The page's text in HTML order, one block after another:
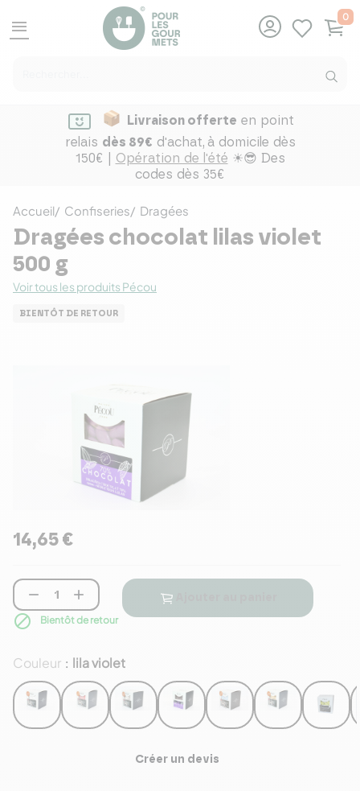
menu
0
Livraison offerte en point
relais dès 89€ d'achat, à domicile dès
150€ | Opération de l'été ☀😎 Des
codes dès 35€
Accueil Confiseries Dragées
Dragées chocolat lilas violet
500 g
Voir tous les produits Pécou
BIENTÔT DE RETOUR
14,65 €
Couleur : lila violet
 
 Bientôt de retour
Créer un devis